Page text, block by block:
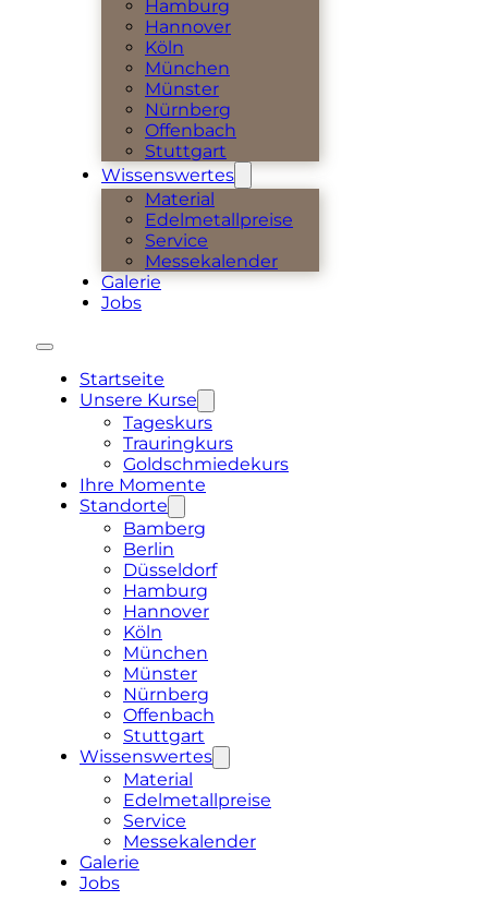
Hamburg
Hannover
Köln
München
Münster
Nürnberg
Offenbach
Stuttgart
Wissenswertes
Material
Edelmetallpreise
Service
Messekalender
Galerie
Jobs
Startseite
Unsere Kurse
Tageskurs
Trauringkurs
Goldschmiedekurs
Ihre Momente
Standorte
Bamberg
Berlin
Düsseldorf
Hamburg
Hannover
Köln
München
Münster
Nürnberg
Offenbach
Stuttgart
Wissenswertes
Material
Edelmetallpreise
Service
Messekalender
Galerie
Jobs